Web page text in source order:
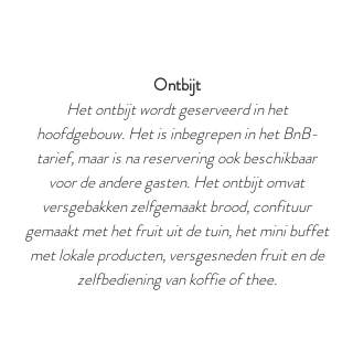
Ontbijt
Het ontbijt wordt geserveerd in het
hoofdgebouw. Het is inbegrepen in het BnB-
tarief, maar is na reservering ook beschikbaar
voor de andere gasten. Het ontbijt omvat
versgebakken zelfgemaakt brood, confituur
gemaakt met het fruit uit de tuin, het mini buffet
met lokale producten, versgesneden fruit en de
zelfbediening van koffie of thee.